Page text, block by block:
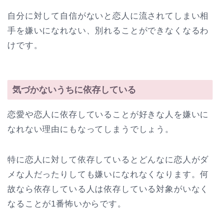
自分に対して自信がないと恋人に流されてしまい相
手を嫌いになれない、別れることができなくなるわ
けです。
気づかないうちに依存している
恋愛や恋人に依存していることが好きな人を嫌いに
なれない理由にもなってしまうでしょう。
特に恋人に対して依存しているとどんなに恋人がダ
メな人だったりしても嫌いになれなくなります。何
故なら依存している人は依存している対象がいなく
なることが1番怖いからです。